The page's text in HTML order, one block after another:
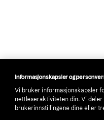
Informasjonskapsler og
Vi bruker informasjonskapsler
nettleseraktiviteten din. Vi
brukerinnstillingene dine eller